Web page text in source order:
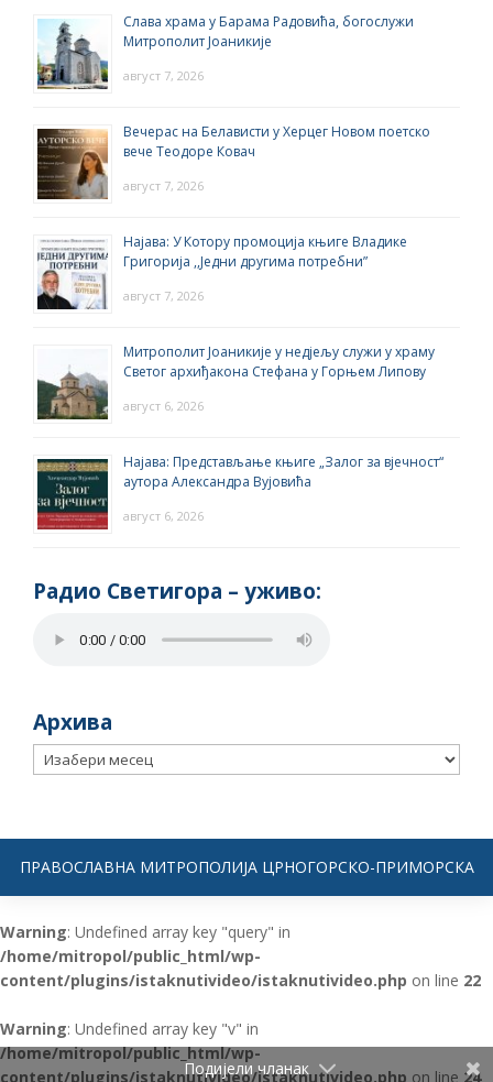
Слава храма у Барама Радовића, богослужи
Митрополит Јоаникије
август 7, 2026
Вечерас на Белависти у Херцег Новом поетско
вече Теодоре Ковач
август 7, 2026
Најава: У Котору промоција књиге Владике
Григорија ,,Једни другима потребни”
август 7, 2026
Митрополит Јоаникије у недјељу служи у храму
Светог архиђакона Стефана у Горњем Липову
август 6, 2026
Најава: Представљање књиге „Залог за вјечност“
аутора Александра Вујовића
август 6, 2026
Радио Светигора – yживо:
Архива
Архива
ПРАВОСЛАВНА МИТРОПОЛИЈА ЦРНОГОРСКО-ПРИМОРСКА
Warning: Undefined array key "query" in
/home/mitropol/public_html/wp-
content/plugins/istaknutivideo/istaknutivideo.php on line 22
Warning: Undefined array key "v" in
/home/mitropol/public_html/wp-
content/plugins/istaknutivideo/istaknutivideo.php on line 24
Подијели чланак